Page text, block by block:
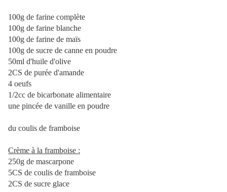
100g de farine complète
100g de farine blanche
100g de farine de maïs
100g de sucre de canne en poudre
50ml d'huile d'olive
2CS de purée d'amande
4 oeufs
1/2cc de bicarbonate alimentaire
une pincée de vanille en poudre
du coulis de framboise
Crème à la framboise :
250g de mascarpone
5CS de coulis de framboise
2CS de sucre glace